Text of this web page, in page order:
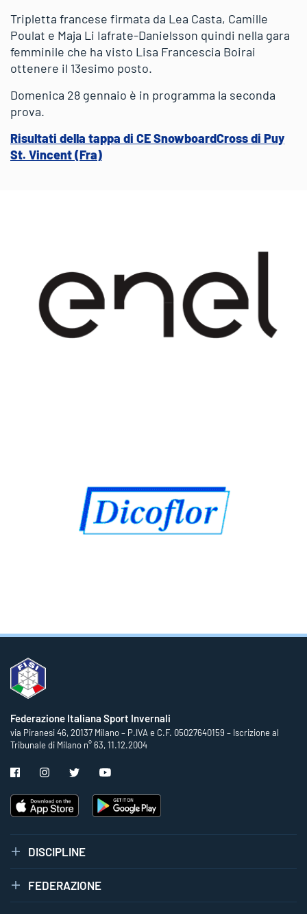
Tripletta francese firmata da Lea Casta, Camille
Poulat e Maja Li Iafrate-Danielsson quindi nella gara
femminile che ha visto Lisa Francescia Boirai
ottenere il 13esimo posto.
Domenica 28 gennaio è in programma la seconda
prova.
Risultati della tappa di CE SnowboardCross di Puy
St. Vincent (Fra)
Federazione Italiana Sport Invernali
via Piranesi 46, 20137 Milano – P.IVA e C.F. 05027640159 – Iscrizione al
Tribunale di Milano n° 63, 11.12.2004
DISCIPLINE
FEDERAZIONE